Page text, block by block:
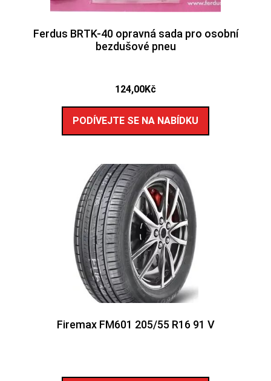
Ferdus BRTK-40 opravná sada pro osobní
bezdušové pneu
124,00Kč
PODÍVEJTE SE NA NABÍDKU
Firemax FM601 205/55 R16 91 V